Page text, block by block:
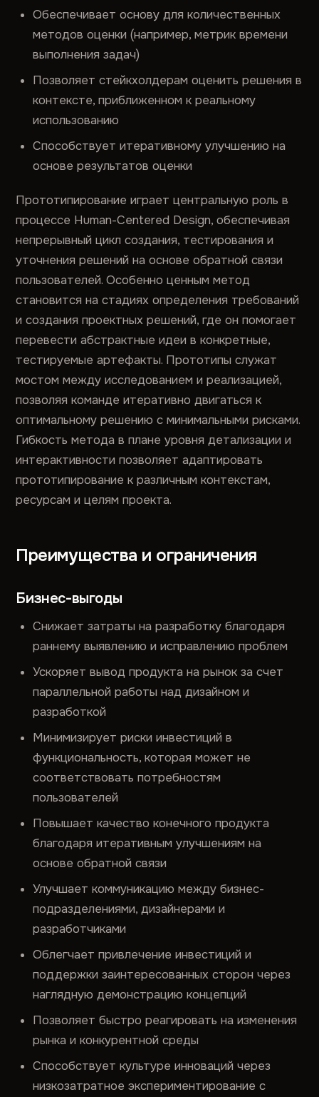
Обеспечивает основу для количественных
методов оценки (например, метрик времени
выполнения задач)
Позволяет стейкхолдерам оценить решения в
контексте, приближенном к реальному
использованию
Способствует итеративному улучшению на
основе результатов оценки
Прототипирование играет центральную роль в
процессе Human-Centered Design, обеспечивая
непрерывный цикл создания, тестирования и
уточнения решений на основе обратной связи
пользователей. Особенно ценным метод
становится на стадиях определения требований
и создания проектных решений, где он помогает
перевести абстрактные идеи в конкретные,
тестируемые артефакты. Прототипы служат
мостом между исследованием и реализацией,
позволяя команде итеративно двигаться к
оптимальному решению с минимальными рисками.
Гибкость метода в плане уровня детализации и
интерактивности позволяет адаптировать
прототипирование к различным контекстам,
ресурсам и целям проекта.
Преимущества и ограничения
Бизнес-выгоды
Снижает затраты на разработку благодаря
раннему выявлению и исправлению проблем
Ускоряет вывод продукта на рынок за счет
параллельной работы над дизайном и
разработкой
Минимизирует риски инвестиций в
функциональность, которая может не
соответствовать потребностям
пользователей
Повышает качество конечного продукта
благодаря итеративным улучшениям на
основе обратной связи
Улучшает коммуникацию между бизнес-
подразделениями, дизайнерами и
разработчиками
Облегчает привлечение инвестиций и
поддержки заинтересованных сторон через
наглядную демонстрацию концепций
Позволяет быстро реагировать на изменения
рынка и конкурентной среды
Способствует культуре инноваций через
низкозатратное экспериментирование с